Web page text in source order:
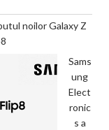
noilor Galaxy Z
Sams
ung
Elect
ronic
s a